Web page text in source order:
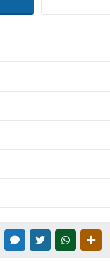
FACEBOOKMESSENGER
TWITTERWHATSAPP